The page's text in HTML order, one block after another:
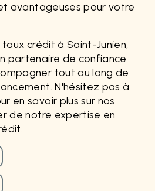
avantageuses pour votre
taux crédit à Saint-Junien,
partenaire de confiance
tout au long de
N'hésitez pas à
en savoir plus sur nos
de notre expertise en